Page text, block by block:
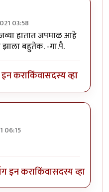
03:58
लक्षणे सुस्पष्टbyप्रचेतस
हातात जपमाळ आहे
बहुतेक. -गा.पै.
कराकिंवासदस्य व्हा
06:15
इन कराकिंवासदस्य व्हा